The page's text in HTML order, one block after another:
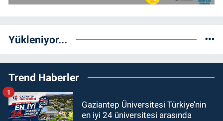
Yükleniyor...
Trend Haberler
Gaziantep Üniversitesi Türkiye’nin
en iyi 24 üniversitesi arasında
1